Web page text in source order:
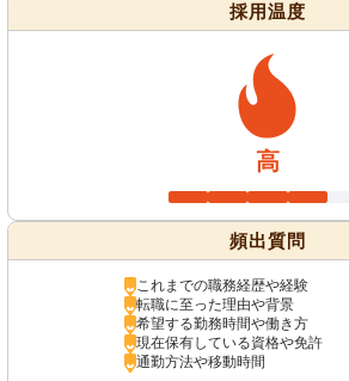
採用温度
高
頻出質問
これまでの職務経歴や経験
転職に至った理由や背景
希望する勤務時間や働き方
現在保有している資格や免許
通勤方法や移動時間